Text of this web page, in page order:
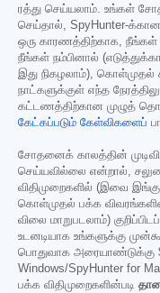
ரத்து செய்யலாம். உங்கள்
செய்தால், SpyHunter-
ஒரு காரணத்திற்காக,
நீங்கள் நம்பினால்
இது நிகழலாம்), கொள்முதல்
நாட்களுக்குள் எந்த
கட்டணத்திற்கான முழுத்
கேட்கப்படும் கேள்விகளைப்
சோதனைக் காலத்தின்
செய்யவில்லை என்றால்,
விதிமுறைகளில் (இவை
கொள்முதல் பக்க
விலை மாறுபடலாம்)
உடனடியாக உங்களுக்கு
பொதுவாக அரையாண்டுக்கு
Windows/SpyHunter for
பக்க விதிமுறைகளின்படி